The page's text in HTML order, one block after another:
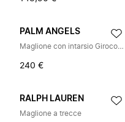
PALM ANGELS
Maglione con intarsio Girocollo Profili a coste
240 €
RALPH LAUREN
Maglione a trecce